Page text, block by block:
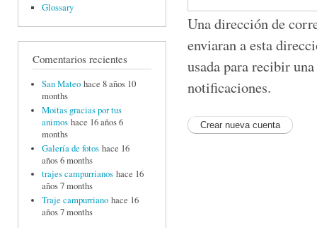
Glossary
Comentarios recientes
San Mateo hace 8 años 10
months
Moitas gracias por tus
animos hace 16 años 6
months
Galería de fotos hace 16
años 6 months
trajes campurrianos hace 16
años 7 months
Traje campurriano hace 16
años 7 months
Una dirección de
enviaran a esta
usada para recibir
notificaciones.